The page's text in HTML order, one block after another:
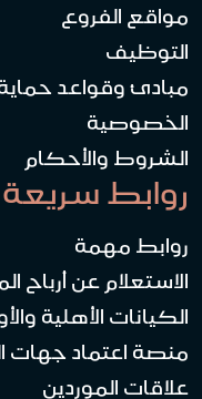
مواقع الفروع
التوظيف
مبادئ وقواعد
الخصوصية
الشروط والأحكام
روابط سريعة
روابط مهمة
الاستعلام عن أرباح
الكيانات الأهلية
منصة اعتماد جهات
علاقات الموردين